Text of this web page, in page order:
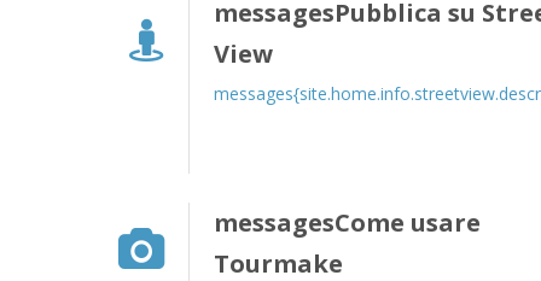
messagesPubblica su
View
messagesCome usare
Tourmake